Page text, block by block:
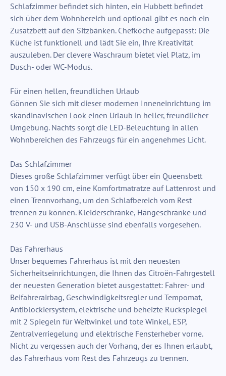
Schlafzimmer befindet sich hinten, ein Hubbett befindet
sich über dem Wohnbereich und optional gibt es noch ein
Zusatzbett auf den Sitzbänken. Chefköche aufgepasst: Die
Küche ist funktionell und lädt Sie ein, Ihre Kreativität
auszuleben. Der clevere Waschraum bietet viel Platz, im
Dusch- oder WC-Modus.
Für einen hellen, freundlichen Urlaub
Gönnen Sie sich mit dieser modernen Inneneinrichtung im
skandinavischen Look einen Urlaub in heller, freundlicher
Umgebung. Nachts sorgt die LED-Beleuchtung in allen
Wohnbereichen des Fahrzeugs für ein angenehmes Licht.
Das Schlafzimmer
Dieses große Schlafzimmer verfügt über ein Queensbett
von 150 x 190 cm, eine Komfortmatratze auf Lattenrost und
einen Trennvorhang, um den Schlafbereich vom Rest
trennen zu können. Kleiderschränke, Hängeschränke und
230 V- und USB-Anschlüsse sind ebenfalls vorgesehen.
Das Fahrerhaus
Unser bequemes Fahrerhaus ist mit den neuesten
Sicherheitseinrichtungen, die Ihnen das Citroën-Fahrgestell
der neuesten Generation bietet ausgestattet: Fahrer- und
Beifahrerairbag, Geschwindigkeitsregler und Tempomat,
Antiblockiersystem, elektrische und beheizte Rückspiegel
mit 2 Spiegeln für Weitwinkel und tote Winkel, ESP,
Zentralverriegelung und elektrische Fensterheber vorne.
Nicht zu vergessen auch der Vorhang, der es Ihnen erlaubt,
das Fahrerhaus vom Rest des Fahrzeugs zu trennen.